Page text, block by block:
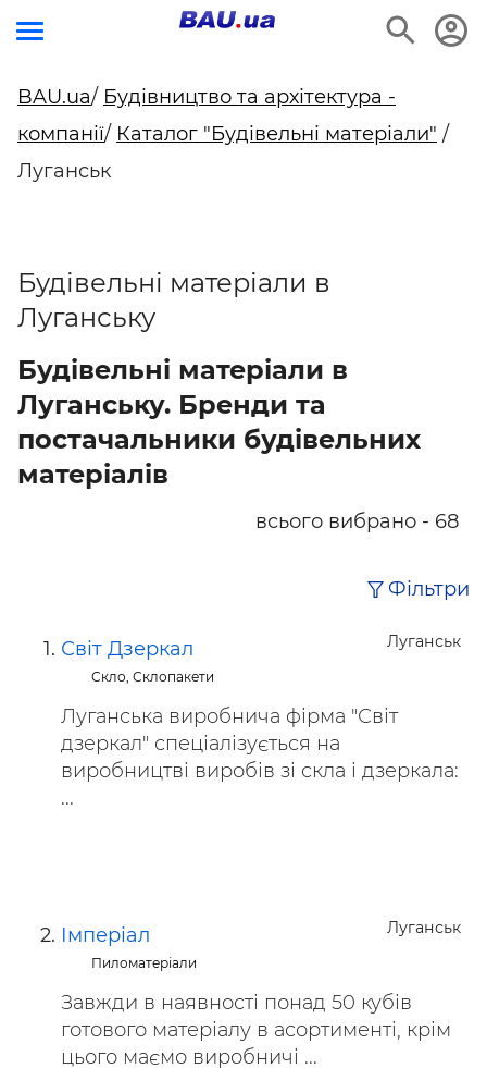
BAU.ua/ Будівництво та архітектура -
компанії/ Каталог "Будівельні матеріали" /
Луганськ
Будівельні матеріали в
Луганську
Будівельні матеріали в
Луганську. Бренди та
постачальники будівельних
матеріалів
всього вибрано - 68
Фільтри
Луганськ
Світ Дзеркал
Скло, Склопакети
Луганська виробнича фірма "Світ
дзеркал" спеціалізується на
виробництві виробів зі скла і дзеркала:
...
Луганськ
Імперіал
Пиломатеріали
Завжди в наявності понад 50 кубів
готового матеріалу в асортименті, крім
цього маємо виробничі ...